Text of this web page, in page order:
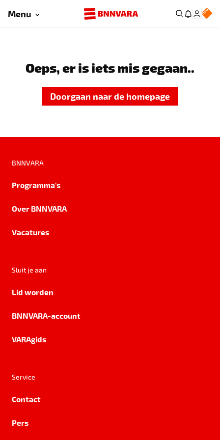
Menu
Oeps, er is iets mis gegaan..
Doorgaan naar de homepage
BNNVARA
Programma's
Over BNNVARA
Vacatures
Sluit je aan
Lid worden
BNNVARA-account
VARAgids
Service
Contact
Pers